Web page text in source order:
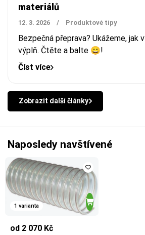
materiálů
12. 3. 2026 / Produktové tipy
Bezpečná přeprava? Ukážeme, jak
výplň. Čtěte a balte 😀!
Číst více
Zobrazit další články
Naposledy navštívené
1 varianta
od 2 070 Kč